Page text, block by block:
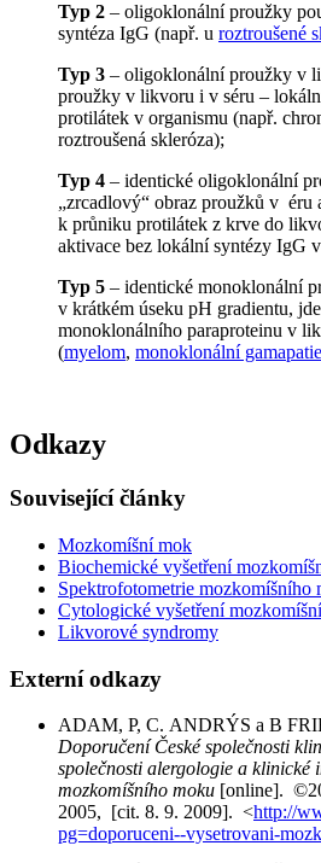
Typ 2 – oligoklonální proužky
syntéza IgG (např. u roztroušené
Typ 3 – oligoklonální proužky v
proužky v likvoru i v séru –
protilátek v organismu (např.
roztroušená skleróza);
Typ 4 – identické oligoklonální
„zrcadlový“ obraz proužků v éru
k průniku protilátek z krve do
aktivace bez lokální syntézy IgG
Typ 5 – identické monoklonální
v krátkém úseku pH gradientu,
monoklonálního paraproteinu v
(myelom, monoklonální gamapatie
Odkazy
Související články
Mozkomíšní mok
Biochemické vyšetření
Spektrofotometrie mozkomíšního
Cytologické vyšetření
Likvorové syndromy
Externí odkazy
ADAM, P, C. ANDRÝS a B
Doporučení České společnosti
společnosti alergologie a klinické
mozkomíšního moku [online].
2005, [cit. 8. 9. 2009]. <http://
pg=doporuceni--vysetrovani-